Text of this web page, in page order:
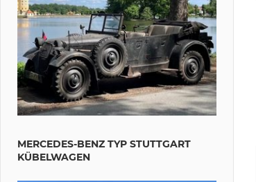
MERCEDES-BENZ TYP STUTTGART
KÜBELWAGEN